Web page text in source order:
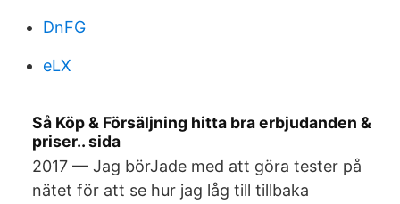
DnFG
eLX
Så Köp & Försäljning hitta bra erbjudanden &
priser.. sida
2017 — Jag börJade med att göra tester på
nätet för att se hur jag låg till tillbaka